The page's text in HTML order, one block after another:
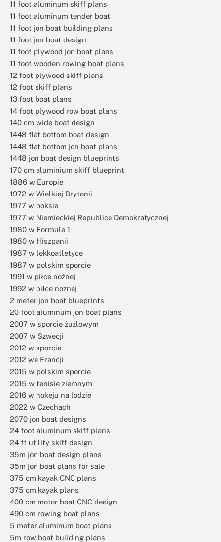
11 foot aluminum skiff plans
11 foot aluminum tender boat
11 foot jon boat building plans
11 foot jon boat design
11 foot plywood jon boat plans
11 foot wooden rowing boat plans
12 foot plywood skiff plans
12 foot skiff plans
13 foot boat plans
14 foot plywood row boat plans
140 cm wide boat design
1448 flat bottom boat design
1448 flat bottom jon boat plans
1448 jon boat design blueprints
170 cm aluminium skiff blueprint
1886 w Europie
1972 w Wielkiej Brytanii
1977 w boksie
1977 w Niemieckiej Republice Demokratycznej
1980 w Formule 1
1980 w Hiszpanii
1987 w lekkoatletyce
1987 w polskim sporcie
1991 w piłce nożnej
1992 w piłce nożnej
2 meter jon boat blueprints
20 foot aluminum jon boat plans
2007 w sporcie żużlowym
2007 w Szwecji
2012 w sporcie
2012 we Francji
2015 w polskim sporcie
2015 w tenisie ziemnym
2016 w hokeju na lodzie
2022 w Czechach
2070 jon boat designs
24 foot aluminum skiff plans
24 ft utility skiff design
35m jon boat design plans
35m jon boat plans for sale
375 cm kayak CNC plans
375 cm kayak plans
400 cm motor boat CNC design
490 cm rowing boat plans
5 meter aluminum boat plans
5m row boat building plans